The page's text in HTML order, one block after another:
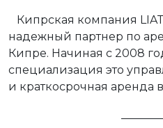
Кипрская компания
надежный партнер по
Кипре. Начиная с 2008
специализация это
и краткосрочная аренда